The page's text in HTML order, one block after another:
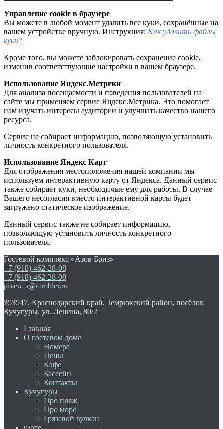
Управление cookie в браузере
Вы можете в любой момент удалить все куки, сохранённые на
вашем устройстве вручную. Инструкция: Как удалить файлы
куки?
Кроме того, вы можете заблокировать сохранение cookie,
изменив соответствующие настройки в вашем браузере.
Использование Яндекс.Метрики
Для анализа посещаемости и поведения пользователей на
сайте мы применяем сервис Яндекс.Метрика. Это помогает
нам изучать интересы аудитории и улучшать качество нашего
ресурса.
Сервис не собирает информацию, позволяющую установить
личность конкретного пользователя.
Использование Яндекс Карт
Для отображения местоположения нашей компании мы
используем интерактивную карту от Яндекса. Данный сервис
также собирает куки, необходимые ему для работы. В случае
Вашего несогласия вместо интерактивной карты будет
загружено статическое изображение.
Данный сервис также не собирает информацию,
позволяющую установить личность конкретного
пользователя.
Гостевой комплекс «Азов Бриз»
+7 (918) 462-28-08
+7 (918) 462-28-08
piven_s@rambler.ru
353547, Краснодарский край, Темрюкский район, посёлок
Кучугуры, ул. Ленина, 80/2
Главная
О гостевом доме
Номера
Цены
Кафе
Бассейн
Контакты
Кучугуры
Про пляж
Про море
Грязевой вулкан
Фото